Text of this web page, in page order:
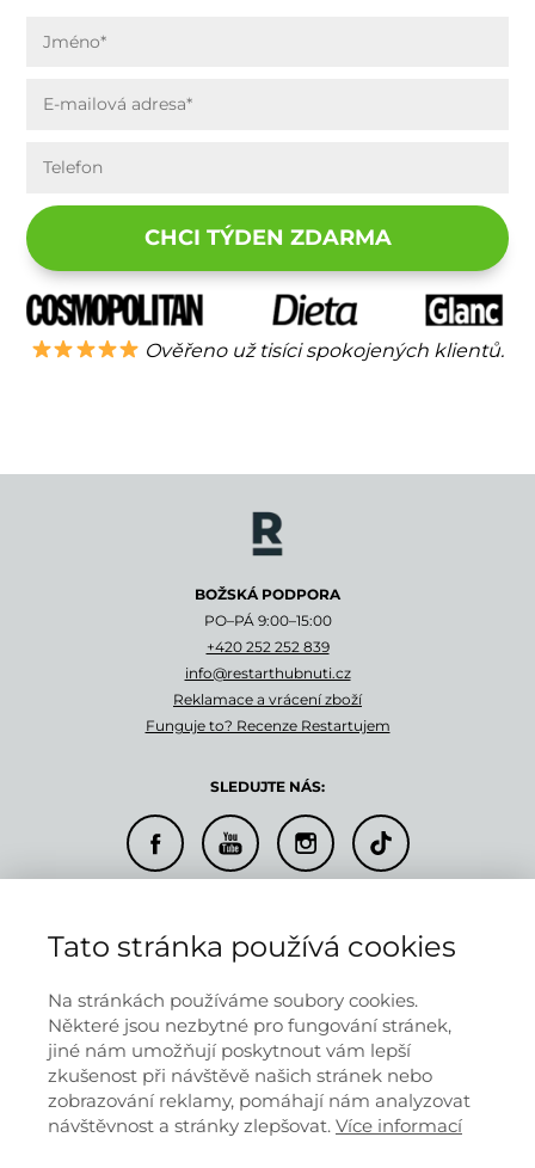
CHCI TÝDEN ZDARMA
Ověřeno už tisíci spokojených klientů.
BOŽSKÁ PODPORA
PO–PÁ 9:00–15:00
+420 252 252 839
info@restarthubnuti.cz
Reklamace a vrácení zboží
Funguje to? Recenze Restartujem
SLEDUJTE NÁS:
Doprava a platba
Obchodní podmínky
Ochrana osobních údajů
Informace na těchto stránkách nenahrazují v žádném případě
Tato stránka používá cookies
Na stránkách používáme soubory cookies.
Některé jsou nezbytné pro fungování stránek,
jiné nám umožňují poskytnout vám lepší
zkušenost při návštěvě našich stránek nebo
zobrazování reklamy, pomáhají nám analyzovat
návštěvnost a stránky zlepšovat. Více informací